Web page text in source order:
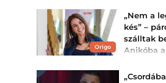
Origo
„Nem a
kés” –
szálltak
Anikóba a
miatt